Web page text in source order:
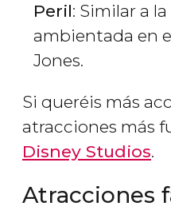
Peril: Similar a
ambientada en
Jones.
Si queréis más
atracciones más
Disney Studios.
Atracciones